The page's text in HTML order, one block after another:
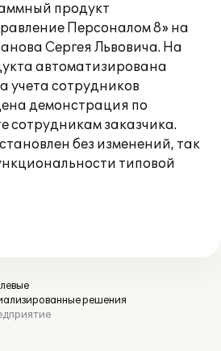
продукт
Персоналом 8» на
Сергея Львовича. На
автоматизирована
учета сотрудников
демонстрация по
сотрудникам заказчика.
без изменений, так
типовой
решения